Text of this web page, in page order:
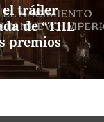
el tráiler
de “THE
premios